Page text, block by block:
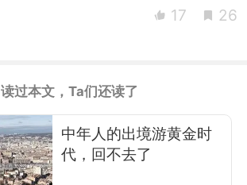
17 26
读过本文，Ta们还读了
中年人的出境游黄金时
代，回不去了